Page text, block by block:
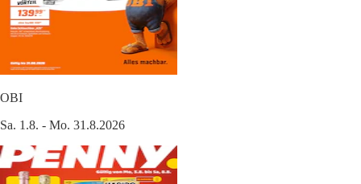
OBI
Sa. 1.8. - Mo. 31.8.2026